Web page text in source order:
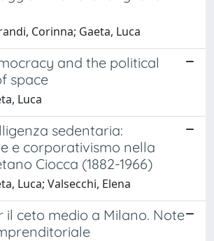
Corinna; Gaeta, Luca
and the political
space
Luca
sedentaria:
e corporativismo nella
Ciocca (1882-1966)
Luca; Valsecchi, Elena
il ceto medio a Milano. Note